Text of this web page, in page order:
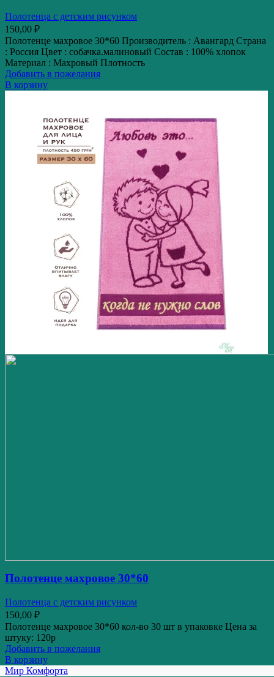
Полотенца с детским рисунком
150,00 ₽
Полотенце махровое 30*60 Производитель : Авангард Страна
: Россия Цвет : собачка.малиновый Состав : 100% хлопок
Материал : Махровый Плотность
Добавить в пожелания
В корзину
Полотенце махровое 30*60
Полотенца с детским рисунком
150,00 ₽
Полотенце махровое 30*60 кол-во 30 шт в упаковке Цена за
штуку: 120р
Добавить в пожелания
В корзину
Мир Комфорта